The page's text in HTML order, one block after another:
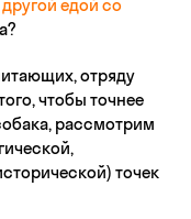
едой со
отряду
чтобы точнее
рассмотрим
точек